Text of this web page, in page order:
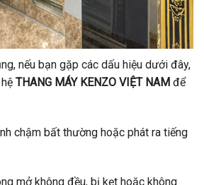
nếu bạn gặp các dấu hiệu dưới đây,
THANG MÁY KENZO VIỆT NAM để
chậm bất thường hoặc phát ra tiếng
mở không đều, bị kẹt hoặc không